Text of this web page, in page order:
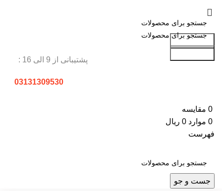
جست و جو
پشتیبانی از 9 الی 16 :
03131309530
0 مقایسه
0 موارد 0 ریال
فهرست
جست و جو